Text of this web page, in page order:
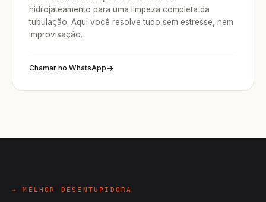
hidrojateamento para uma limpeza completa da
tubulação. Aqui você resolve tudo sem estresse, nem
improvisação.
Chamar no WhatsApp
→ MELHOR DESENTUPIDORA